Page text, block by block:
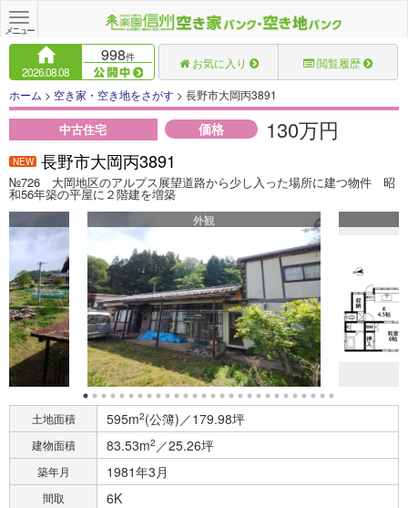
Toggle
navigation
メニュー
2026.08.08
998件 お気に入り 閲覧履歴
ホーム > 空き家・空き地をさがす > 長野市大岡丙3891
中古住宅 価格 130万円
NEW 長野市大岡丙3891
№726 大岡地区のアルプス展望道路から少し入った場所に建つ物件 昭
和56年築の平屋に２階建を増築
外観
土地面積 595m2(公簿)／179.98坪
建物面積 83.53m2 ／25.26坪
築年月 1981年3月
間取 6K